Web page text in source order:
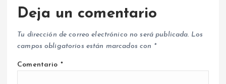
Deja un comentario
Tu dirección de correo electrónico no será publicada. Los
campos obligatorios están marcados con *
Comentario *